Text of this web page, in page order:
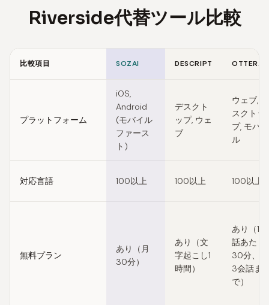
Riverside代替ツール比較
比較項目 SOZAI DESCRIPT OTTER.AI
プラットフォーム
iOS,
Android
(モバイル
ファース
ト)
デスクト
ップ, ウェ
ブ
ウェブ, デ
スクトッ
プ, モバイ
ル
対応言語 100以上 100以上 100以上
無料プラン
あり（月
30分）
あり（文
字起こし1
時間）
あり（1会
話あたり
30分、月
3会話ま
で）